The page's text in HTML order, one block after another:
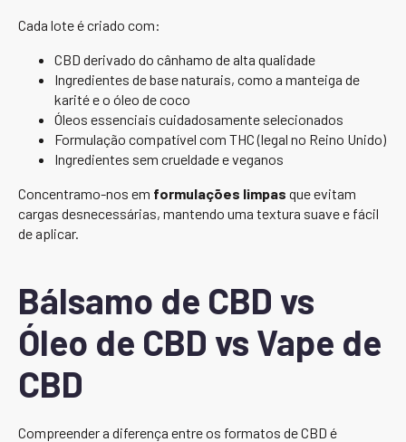
Cada lote é criado com:
CBD derivado do cânhamo de alta qualidade
Ingredientes de base naturais, como a manteiga de
karité e o óleo de coco
Óleos essenciais cuidadosamente selecionados
Formulação compatível com THC (legal no Reino Unido)
Ingredientes sem crueldade e veganos
Concentramo-nos em formulações limpas que evitam
cargas desnecessárias, mantendo uma textura suave e fácil
de aplicar.
Bálsamo de CBD vs
Óleo de CBD vs Vape de
CBD
Compreender a diferença entre os formatos de CBD é